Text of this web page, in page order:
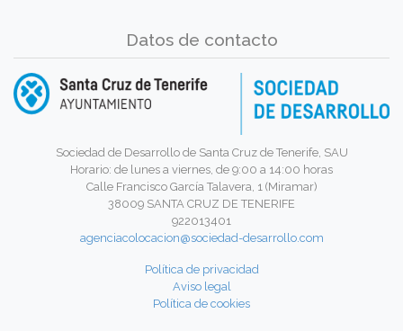
Datos de contacto
Sociedad de Desarrollo de Santa Cruz de Tenerife, SAU
Horario: de lunes a viernes, de 9:00 a 14:00 horas
Calle Francisco García Talavera, 1 (Miramar)
38009 SANTA CRUZ DE TENERIFE
922013401
agenciacolocacion@sociedad-desarrollo.com
Política de privacidad
Aviso legal
Política de cookies